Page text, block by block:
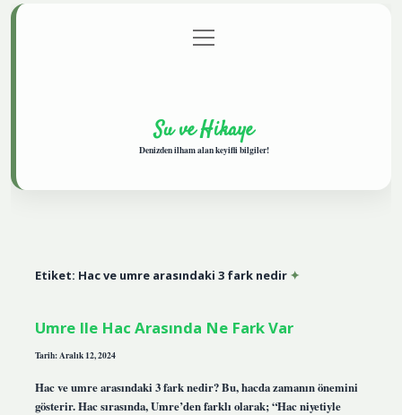
Gizlilik Politikası
menüyü
aç
Su ve Hikaye
Denizden ilham alan keyifli bilgiler!
Etiket: Hac ve umre arasındaki 3 fark nedir
Umre Ile Hac Arasında Ne Fark Var
Tarih: Aralık 12, 2024
Hac ve umre arasındaki 3 fark nedir? Bu, hacda zamanın önemini
gösterir. Hac sırasında, Umre’den farklı olarak; “Hac niyetiyle